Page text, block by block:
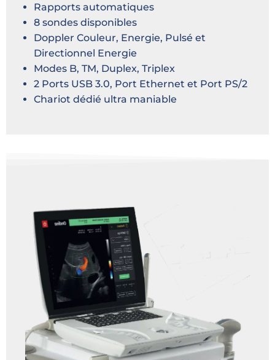
Rapports automatiques
8 sondes disponibles
Doppler Couleur, Energie, Pulsé et
Directionnel Energie
Modes B, TM, Duplex, Triplex
2 Ports USB 3.0, Port Ethernet et Port PS/2
Chariot dédié ultra maniable